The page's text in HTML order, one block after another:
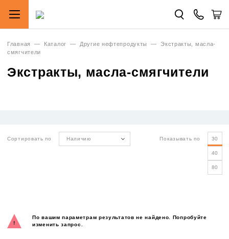
Главная — Каталог — Другие нефтепродукты —
Экстракты, масла-
смягчители
Экстракты, масла-смягчители
Сортировать по Наличию Показывать по 30
40
80
По вашим параметрам результатов не найдено. Попробуйте
изменить запрос.